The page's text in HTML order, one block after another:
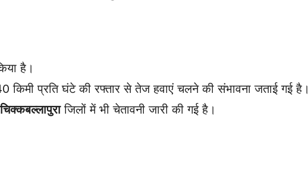
है।
प्रति घंटे की रफ्तार से तेज हवाएं चलने की संभावना जताई गई है।
जिलों में भी चेतावनी जारी की गई है।